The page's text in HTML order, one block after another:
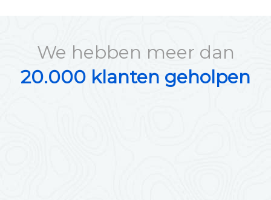
We hebben meer dan
20.000 klanten geholpen